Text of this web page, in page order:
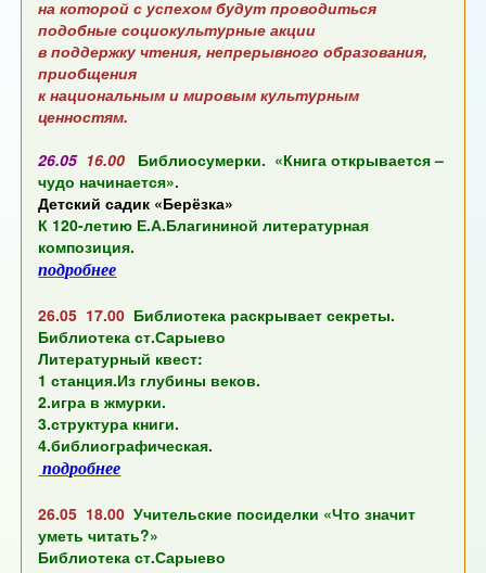
на которой с успехом будут проводиться
подобные социокультурные акции
в поддержку чтения, непрерывного образования,
приобщения
к национальным и мировым культурным
ценностям.
26.05 16.00
Библиосумерки. «Книга открывается –
чудо начинается».
Детский садик «Берёзка»
К 120-летию Е.А.Благининой литературная
композиция.
подробнее
26.05 17.00 Библиотека раскрывает секреты.
Библиотека ст.Сарыево
Литературный квест:
1 станция.Из глубины веков.
2.игра в жмурки.
3.структура книги.
4.библиографическая.
подробнее
26.05 18.00Учительские посиделки «Что значит
уметь читать?»
Библиотека ст.Сарыево